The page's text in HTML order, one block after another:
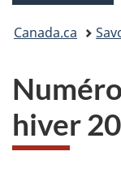
Vous
ici :
Canada.ca
hiver